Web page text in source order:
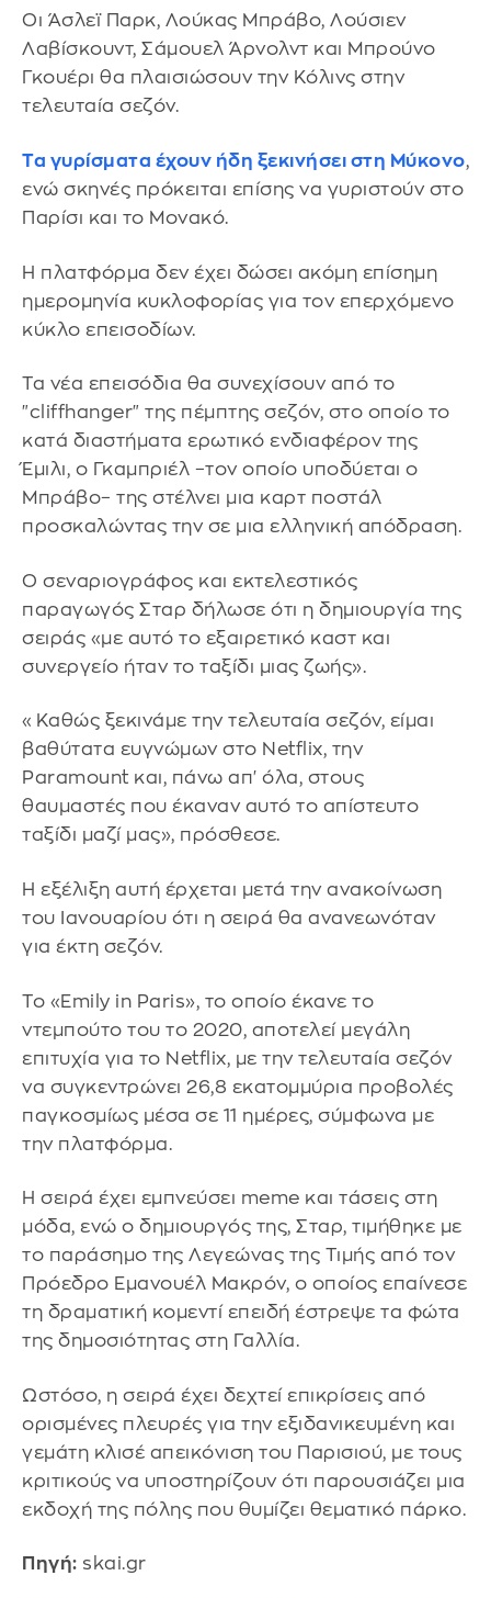
Οι Άσλεϊ Παρκ, Λούκας Μπράβο, Λούσιεν
Λαβίσκουντ, Σάμουελ Άρνολντ και Μπρούνο
Γκουέρι θα πλαισιώσουν την Κόλινς στην
τελευταία σεζόν.
Τα γυρίσματα έχουν ήδη ξεκινήσει στη Μύκονο,
ενώ σκηνές πρόκειται επίσης να γυριστούν στο
Παρίσι και το Μονακό.
Η πλατφόρμα δεν έχει δώσει ακόμη επίσημη
ημερομηνία κυκλοφορίας για τον επερχόμενο
κύκλο επεισοδίων.
Τα νέα επεισόδια θα συνεχίσουν από το
"cliffhanger" της πέμπτης σεζόν, στο οποίο το
κατά διαστήματα ερωτικό ενδιαφέρον της
Έμιλι, ο Γκαμπριέλ –τον οποίο υποδύεται ο
Μπράβο– της στέλνει μια καρτ ποστάλ
προσκαλώντας την σε μια ελληνική απόδραση.
Ο σεναριογράφος και εκτελεστικός
παραγωγός Σταρ δήλωσε ότι η δημιουργία της
σειράς «με αυτό το εξαιρετικό καστ και
συνεργείο ήταν το ταξίδι μιας ζωής».
«Καθώς ξεκινάμε την τελευταία σεζόν, είμαι
βαθύτατα ευγνώμων στο Netflix, την
Paramount και, πάνω απ' όλα, στους
θαυμαστές που έκαναν αυτό το απίστευτο
ταξίδι μαζί μας», πρόσθεσε.
Η εξέλιξη αυτή έρχεται μετά την ανακοίνωση
του Ιανουαρίου ότι η σειρά θα ανανεωνόταν
για έκτη σεζόν.
Το «Emily in Paris», το οποίο έκανε το
ντεμπούτο του το 2020, αποτελεί μεγάλη
επιτυχία για το Netflix, με την τελευταία σεζόν
να συγκεντρώνει 26,8 εκατομμύρια προβολές
παγκοσμίως μέσα σε 11 ημέρες, σύμφωνα με
την πλατφόρμα.
Η σειρά έχει εμπνεύσει meme και τάσεις στη
μόδα, ενώ ο δημιουργός της, Σταρ, τιμήθηκε με
το παράσημο της Λεγεώνας της Τιμής από τον
Πρόεδρο Εμανουέλ Μακρόν, ο οποίος επαίνεσε
τη δραματική κομεντί επειδή έστρεψε τα φώτα
της δημοσιότητας στη Γαλλία.
Ωστόσο, η σειρά έχει δεχτεί επικρίσεις από
ορισμένες πλευρές για την εξιδανικευμένη και
γεμάτη κλισέ απεικόνιση του Παρισιού, με τους
κριτικούς να υποστηρίζουν ότι παρουσιάζει μια
εκδοχή της πόλης που θυμίζει θεματικό πάρκο.
Πηγή: skai.gr